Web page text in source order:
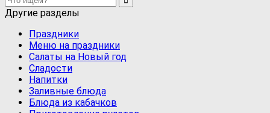
Другие разделы
Праздники
Меню на праздники
Салаты на Новый год
Сладости
Напитки
Заливные блюда
Блюда из кабачков